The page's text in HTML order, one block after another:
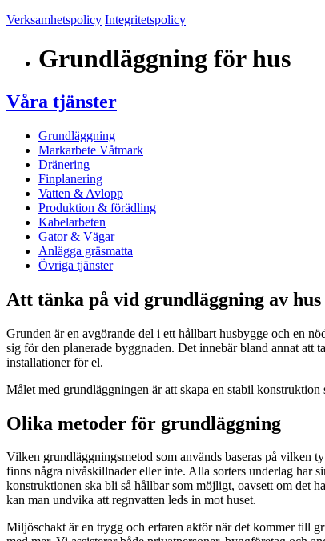
Verksamhetspolicy Integritetspolicy
Grundläggning för hus
Våra tjänster
Grundläggning
Markarbete Våtmark
Dränering
Finplanering
Vatten & Avlopp
Produktion & förädling
Kabelarbeten
Gator & Vägar
Anlägga gräsmatta
Övriga tjänster
Att tänka på vid grundläggning av hus
Grunden är en avgörande del i ett hållbart husbygge och en
sig för den planerade byggnaden. Det innebär bland annat att
installationer för el.
Målet med grundläggningen är att skapa en stabil
Olika metoder för grundläggning
Vilken grundläggningsmetod som används baseras på vilken
finns några nivåskillnader eller inte. Alla sorters underlag har
konstruktionen ska bli så hållbar som möjligt, oavsett om det
kan man undvika att regnvatten leds in mot huset.
Miljöschakt är en trygg och erfaren aktör när det kommer till